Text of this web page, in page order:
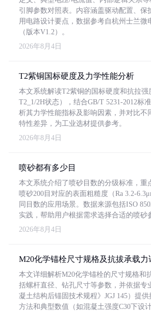
引脚参数对照表。内容涵盖驱动配置、保
用电路设计要点，数据参考自杭州士兰微
（版本V1.2）。
2026年8月4日
T2紫铜国标硬度及力学性能分析
本文系统解读T2紫铜的国标硬度和抗拉强
T2_1/2H状态），结合GB/T 5231-2012标
析其力学性能指标及影响因素，并对比不
特性差异，为工业选材提供参考。
2026年8月4日
喷砂都有多少目
本文系统介绍了喷砂目数的分级标准，重
喷砂200目对应的表面粗糙度（Ra 3.2-
同目数的应用场景。数据来源包括ISO
实践，帮助用户根据需求选择合适的喷砂
2026年8月4日
M20化学锚栓尺寸规格及抗拔承载力
本文详细解析M20化学锚栓的尺寸规格和
括螺杆直径、钻孔尺寸等参数，并依据专
凝土结构后锚固技术规程》JGJ 145）提
方法和典型数值（如混凝土强度C30下设计